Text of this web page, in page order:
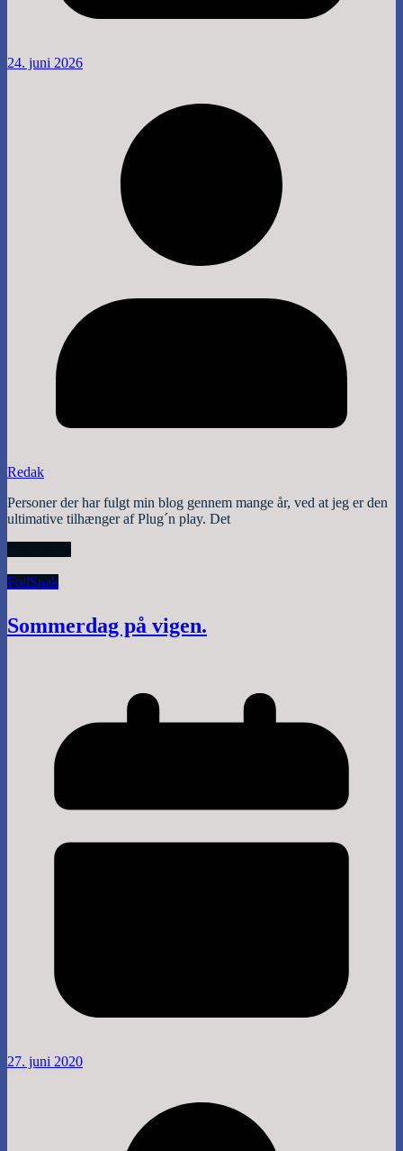
24. juni 2026
Redak
Personer der har fulgt min blog gennem mange år, ved at jeg er den
ultimative tilhænger af Plug´n play. Det
FoilSnak
Sommerdag på vigen.
27. juni 2020